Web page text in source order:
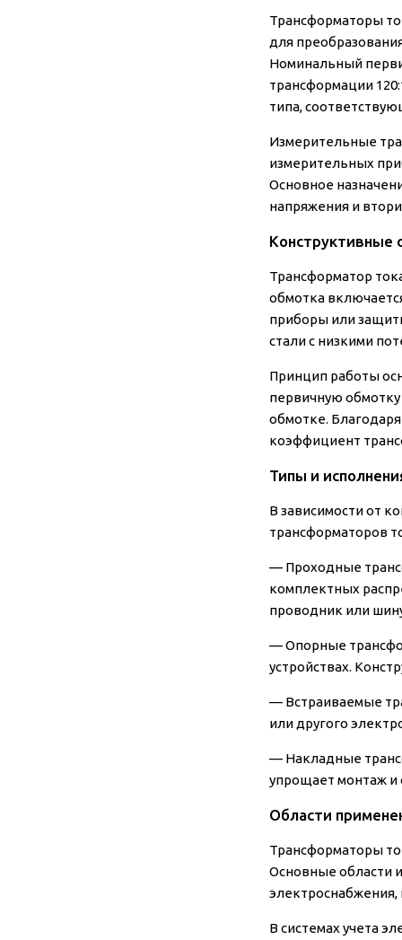
Трансформаторы
для
Номинальный
трансформации
типа,
Измерительные
измерительных
Основное
напряжения и
Конструктивные
Трансформатор
обмотка
приборы или
стали с низкими
Принцип работы
первичную
обмотке.
коэффициент
Типы и
В зависимости от
трансформаторов
— Проходные
комплектных
проводник или
—Опорные
устройствах.
— Встраиваемые
или другого
— Накладные
упрощает монтаж и
Области
Трансформаторы
Основные области
В системах учета